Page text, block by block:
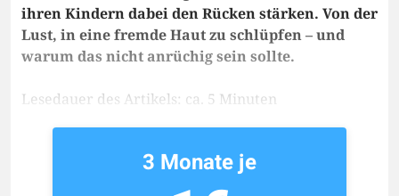
ihren Kindern dabei den Rücken stärken. Von der
Lust, in eine fremde Haut zu schlüpfen – und
warum das nicht anrüchig sein sollte.
Lesedauer des Artikels: ca. 5 Minuten
3 Monate je